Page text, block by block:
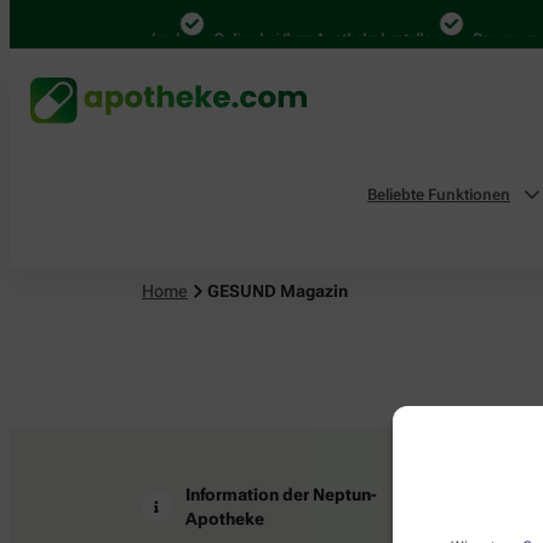
4.000 Mal in Deutschland Online bei Ihrer Apotheke bestellen Bequem
Beliebte Funktionen
Home GESUND Magazin
Information der Neptun-
Apotheke